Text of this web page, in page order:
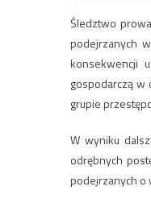
Śledztwo
podejrzanych
konsekwencji
gospodarczą w
grupie
W wyniku
odrębnych
podejrzanych o